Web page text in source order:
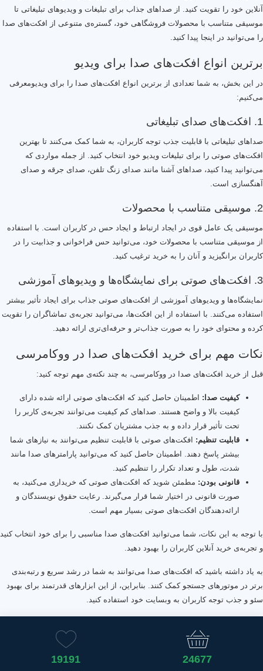
آنلاین خود را تقویت کنید. از صداهای جذاب برای تبلیغات و ویدیوهای تبلیغاتی تا
موسیقی متناسب با محصولات فروشگاهی خود، گستره‌ی متنوعی از افکت‌های صدا
را می‌توانید در اینجا پیدا کنید.
برترین انواع افکت‌های صدا برای ویدیو
در این بخش، به شما تعدادی از برترین انواع افکت‌های صدا را برای ویدیومعرفی
می‌کنیم:
1. افکت‌های صدای تبلیغاتی
صداهای تبلیغاتی با قابلیت جذب توجه کاربران، به شما کمک می‌کنند تا بهترین
افکت‌های صوتی را برای تبلیغات ویدیو خود انتخاب کنید. از جمله مواردی که
می‌توانید پیدا کنید، صداهای آشنا مانند صدای زنگ تلفن، صدای جرقه و صدای
آهنگسازی است.
2. موسیقی متناسب با محصولات
موسیقی یک عامل قوی در ایجاد ارتباط و ایجاد حس در کاربران است. با استفاده
از موسیقی متناسب با محصولات خود، می‌توانید حس فراخوانی و جذابیت را در
کاربران برانگیزید و آنان را به خرید ترغیب کنید.
3. افکت‌های صوتی برای نمایشگاه‌ها و ویدیوهای آموزشی
نمایشگاه‌ها و ویدیوهای آموزشی از افکت‌های صوتی جذاب برای ایجاد تأثیر بیشتر
استفاده می‌کنند. با استفاده از این افکت‌ها، می‌توانید تجربه‌ی تماشاگران را تقویت
کرده و محتوای خود را به صورت جذاب‌تر و حرفه‌ای‌تری ارائه دهید.
نکات مهم برای خرید افکت‌های صدا در ووکامرسی
قبل از خرید افکت‌های صدا در ووکامرسی، به چند نکته‌ی مهم توجه کنید:
کیفیت صدا: اطمینان حاصل کنید که افکت‌های صوتی ارائه شده دارای
کیفیت بالا و واضح هستند. صداهای کم کیفیت می‌توانند تجربه‌ی کاربر را
تحت تأثیر قرار داده و به جذب مشتریان کمک نکنند.
قابلیت تنظیم: افکت‌های صوتی با قابلیت تنظیم می‌توانند به نیازهای شما
بیشتر پاسخ دهند. اطمینان حاصل کنید که می‌توانید پارامترهای صدا مانند
شدت، طول و تعداد تکرار را تنظیم کنید.
قانونی بودن: مطمئن شوید که افکت‌های صوتی که خریداری می‌کنید، به
صورت قانونی در اختیار شما قرار می‌گیرند. رعایت حقوق نویسندگان و
ارائه‌دهندگان افکت‌های صوتی بسیار مهم است.
با توجه به این نکات، شما می‌توانید افکت‌های صدا مناسبی را برای خود انتخاب کنید
و تجربه‌ی خرید آنلاین کاربران را بهبود دهید.
به یاد داشته باشید که افکت‌های صدا می‌توانند به شما در رشد سریع و رتبه‌بندی
برتر در موتورهای جستجو کمک کنند. بنابراین، از این ابزارهای قدرتمند برای بهبود
سئو و جذب توجه کاربران به وبسایت خود استفاده کنید.
24677
19191